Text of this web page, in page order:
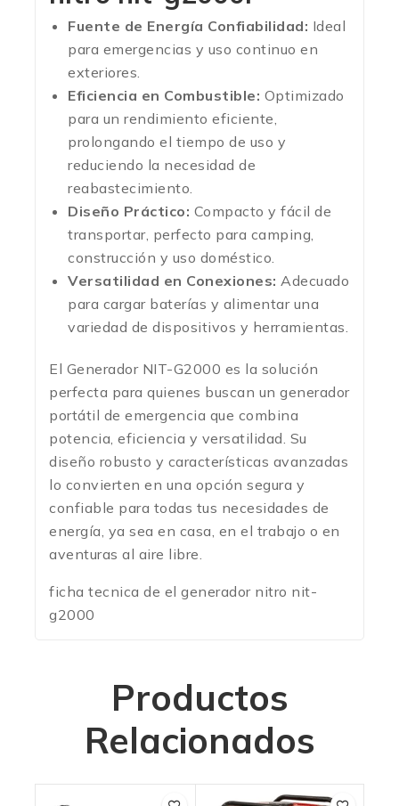
Fuente de Energía Confiabilidad: Ideal
para emergencias y uso continuo en
exteriores.
Eficiencia en Combustible: Optimizado
para un rendimiento eficiente,
prolongando el tiempo de uso y
reduciendo la necesidad de
reabastecimiento.
Diseño Práctico: Compacto y fácil de
transportar, perfecto para camping,
construcción y uso doméstico.
Versatilidad en Conexiones: Adecuado
para cargar baterías y alimentar una
variedad de dispositivos y herramientas.
El Generador NIT-G2000 es la solución
perfecta para quienes buscan un generador
portátil de emergencia que combina
potencia, eficiencia y versatilidad. Su
diseño robusto y características avanzadas
lo convierten en una opción segura y
confiable para todas tus necesidades de
energía, ya sea en casa, en el trabajo o en
aventuras al aire libre.
ficha tecnica de el generador nitro nit-
g2000
Productos
Relacionados